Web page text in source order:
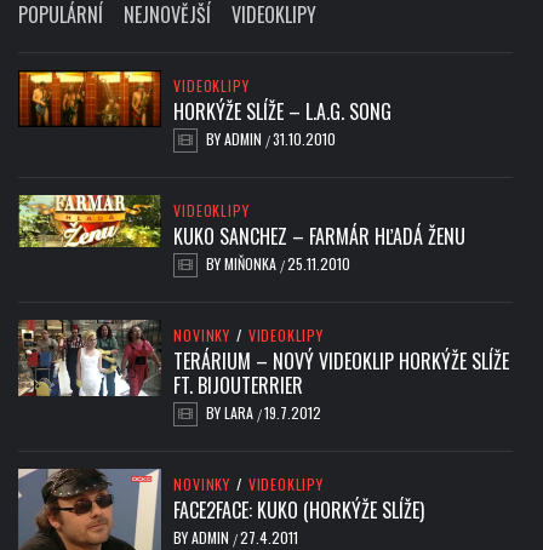
POPULÁRNÍ NEJNOVĚJŠÍ VIDEOKLIPY
VIDEOKLIPY
HORKÝŽE SLÍŽE – L.A.G. SONG
BYADMIN /31.10.2010
VIDEOKLIPY
KUKO SANCHEZ – FARMÁR HĽADÁ ŽENU
BYMIŇONKA /25.11.2010
NOVINKY / VIDEOKLIPY
TERÁRIUM – NOVÝ VIDEOKLIP HORKÝŽE SLÍŽE
FT. BIJOUTERRIER
BYLARA /19.7.2012
NOVINKY / VIDEOKLIPY
FACE2FACE: KUKO (HORKÝŽE SLÍŽE)
BYADMIN /27.4.2011